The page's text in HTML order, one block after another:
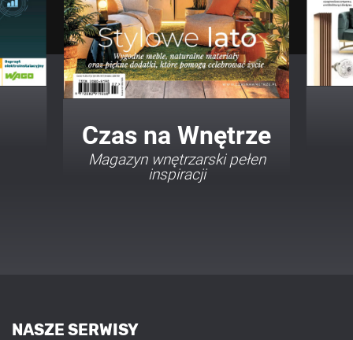
Twój Dom Twój Styl
Porady i inspiracje w
najmodniejszych stylach
NASZE SERWISY